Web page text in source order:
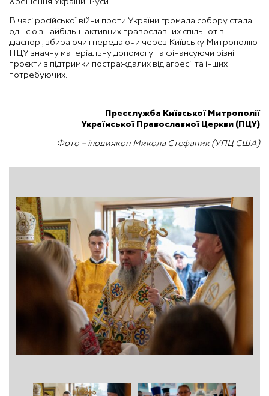
В часі російської війни проти України громада собору стала
однією з найбільш активних православних спільнот в
діаспорі, збираючи і передаючи через Київську Митрополію
ПЦУ значну матеріальну допомогу та фінансуючи різні
проєкти з підтримки постраждалих від агресії та інших
потребуючих.
Пресслужба Київської Митрополії
Української Православної Церкви (ПЦУ)
Фото – іподиякон Микола Стефаник (УПЦ США)